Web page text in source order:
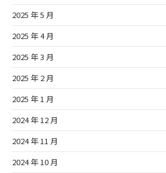
2025 年 5 月
2025 年 4 月
2025 年 3 月
2025 年 2 月
2025 年 1 月
2024 年 12 月
2024 年 11 月
2024 年 10 月